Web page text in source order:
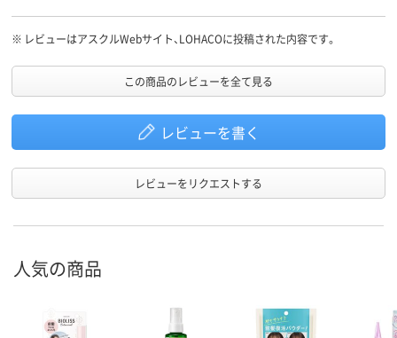
※ レビューはアスクルWebサイト、LOHACOに投稿された内容です。
この商品のレビューを全て見る
レビューを書く
レビューをリクエストする
人気の商品